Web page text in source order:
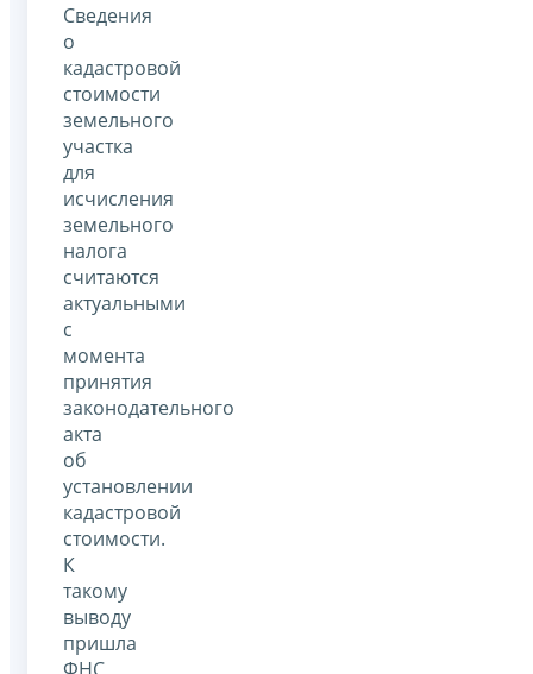
Сведения
о
кадастровой
стоимости
земельного
участка
для
исчисления
земельного
налога
считаются
актуальными
с
момента
принятия
законодательного
акта
об
установлении
кадастровой
стоимости.
К
такому
выводу
пришла
ФНС